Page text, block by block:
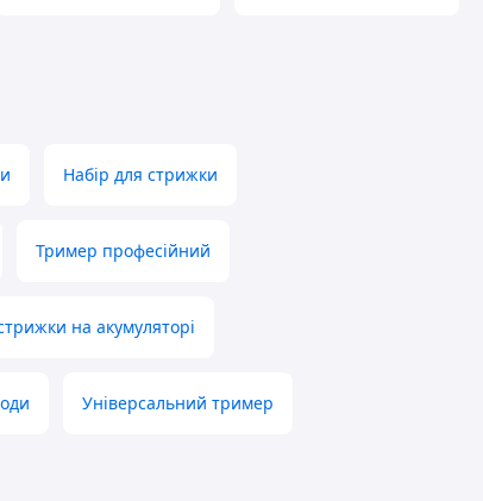
Набір для стрижки
Тример професійний
на акумуляторі
Універсальний тример